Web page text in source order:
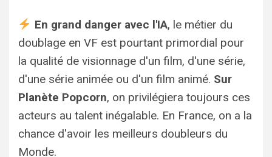
En grand danger avec l'IA, le métier du
doublage en VF est pourtant primordial pour
la qualité de visionnage d'un film, d'une série,
d'une série animée ou d'un film animé. Sur
Planète Popcorn, on privilégiera toujours ces
acteurs au talent inégalable. En France, on a la
chance d'avoir les meilleurs doubleurs du
Monde.